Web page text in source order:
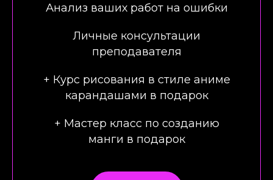
Анализ ваших работ на ошибки
Личные консультации
преподавателя
+ Курс рисования в стиле аниме
карандашами в подарок
+ Мастер класс по созданию
манги в подарок